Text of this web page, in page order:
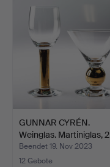
GUNNAR CYRÉN.
Weinglas. Martiniglas, 2
Stü…
Beendet 19. Nov 2023
12 Gebote